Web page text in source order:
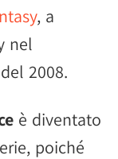
, a
nel
2008.
è diventato
poiché